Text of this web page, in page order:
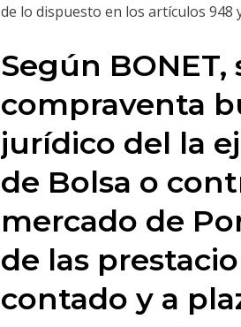
de lo dispuesto en los artículos 948 y
Según
compraventa
jurídico del la
de Bolsa o
mercado de
de las
contado y a